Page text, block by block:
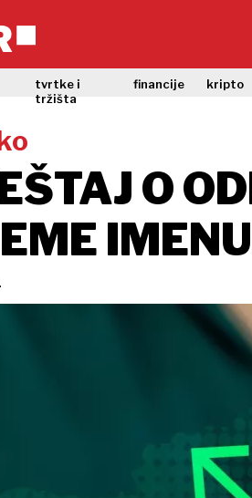
tvrtke i
tržišta
financije kripto
O